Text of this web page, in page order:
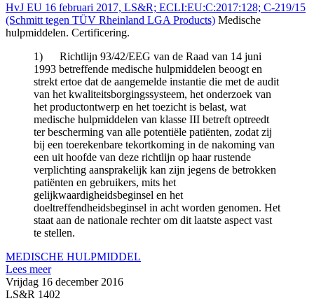
HvJ EU 16 februari 2017, LS&R; ECLI:EU:C:2017:128; C‑219/15
(Schmitt tegen TÜV Rheinland LGA Products) Medische
hulpmiddelen. Certificering.
1) Richtlijn 93/42/EEG van de Raad van 14 juni
1993 betreffende medische hulpmiddelen beoogt en
strekt ertoe dat de aangemelde instantie die met de audit
van het kwaliteitsborgingssysteem, het onderzoek van
het productontwerp en het toezicht is belast, wat
medische hulpmiddelen van klasse III betreft optreedt
ter bescherming van alle potentiële patiënten, zodat zij
bij een toerekenbare tekortkoming in de nakoming van
een uit hoofde van deze richtlijn op haar rustende
verplichting aansprakelijk kan zijn jegens de betrokken
patiënten en gebruikers, mits het
gelijkwaardigheidsbeginsel en het
doeltreffendheidsbeginsel in acht worden genomen. Het
staat aan de nationale rechter om dit laatste aspect vast
te stellen.
MEDISCHE HULPMIDDEL
Lees meer
Vrijdag 16 december 2016
LS&R 1402